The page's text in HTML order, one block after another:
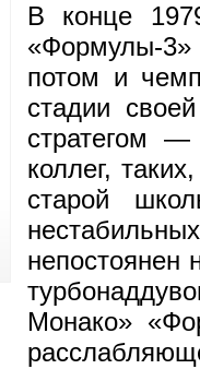
В конце
«Формулы-
потом и
стадии
стратегом
коллег,
старой
непостоянен
Монако»